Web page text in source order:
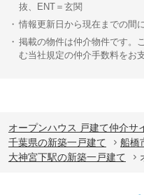
抜、ENT＝玄関
情報更新日から現在までの間
掲載の物件は仲介物件です。
む当社規定の仲介手数料をお
オープンハウス 戸建て仲介サ
千葉県の新築一戸建て
船橋
大神宮下駅の新築一戸建て